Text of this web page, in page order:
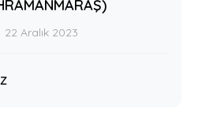
22 Aralık 2023